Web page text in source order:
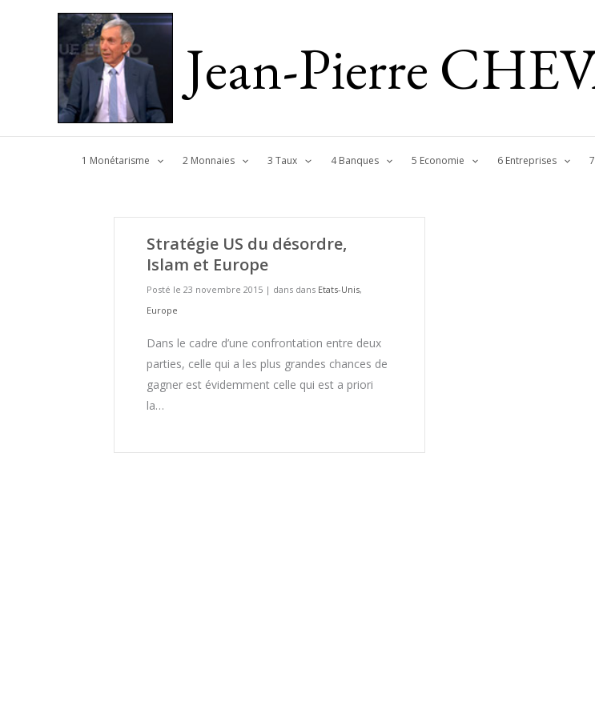
Jean-Pierre
1 Monétarisme 2 Monnaies 3 Taux 4 Banques 5 Economie 6 Entreprises
Stratégie US du désordre,
Islam et Europe
Posté le 23 novembre 2015 | dans dans Etats-Unis,
Europe
Dans le cadre d’une confrontation entre deux
parties, celle qui a les plus grandes chances de
gagner est évidemment celle qui est a priori
la…